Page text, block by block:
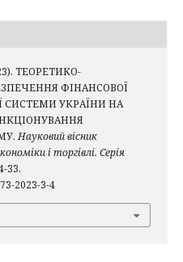
ТЕОРЕТИКО-
ФІНАНСОВОЇ
СИСТЕМИ УКРАЇНИ НА
Науковий вісник
і торгівлі. Серія
33.
2023-3-4